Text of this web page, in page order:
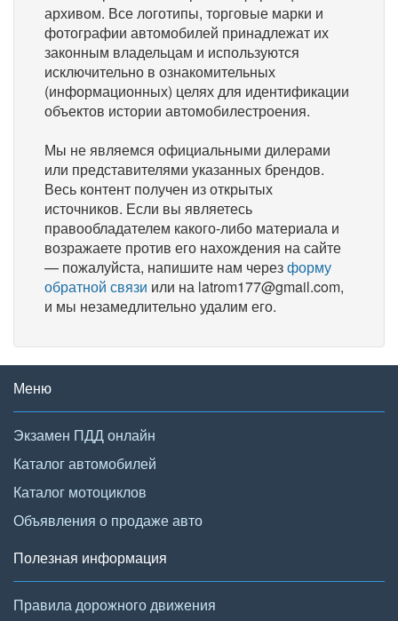
архивом. Все логотипы, торговые марки и
фотографии автомобилей принадлежат их
законным владельцам и используются
исключительно в ознакомительных
(информационных) целях для идентификации
объектов истории автомобилестроения.
Мы не являемся официальными дилерами
или представителями указанных брендов.
Весь контент получен из открытых
источников. Если вы являетесь
правообладателем какого-либо материала и
возражаете против его нахождения на сайте
— пожалуйста, напишите нам черезформу
обратной связи или на latrom177@gmail.com,
и мы незамедлительно удалим его.
Меню
Экзамен ПДД онлайн
Каталог автомобилей
Каталог мотоциклов
Объявления о продаже авто
Полезная информация
Правила дорожного движения